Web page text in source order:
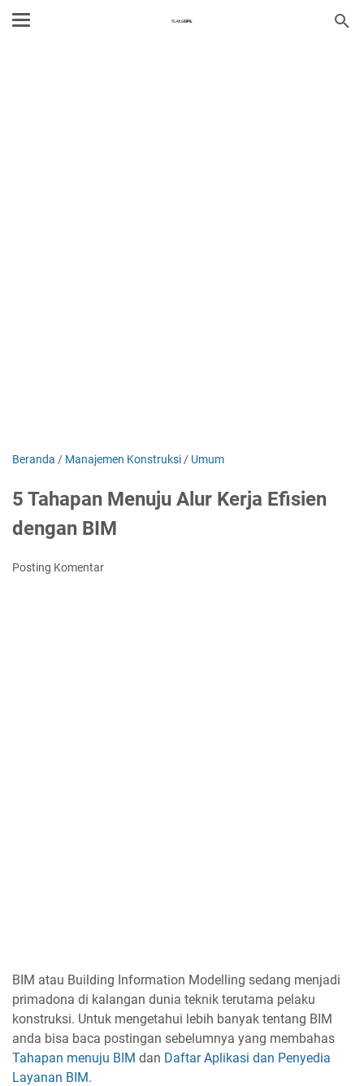
Beranda / Manajemen Konstruksi / Umum
5 Tahapan Menuju Alur Kerja Efisien
dengan BIM
Posting Komentar
BIM atau Building Information Modelling sedang menjadi
primadona di kalangan dunia teknik terutama pelaku
konstruksi. Untuk mengetahui lebih banyak tentang BIM
anda bisa baca postingan sebelumnya yang membahas
Tahapan menuju BIM dan Daftar Aplikasi dan Penyedia
Layanan BIM.